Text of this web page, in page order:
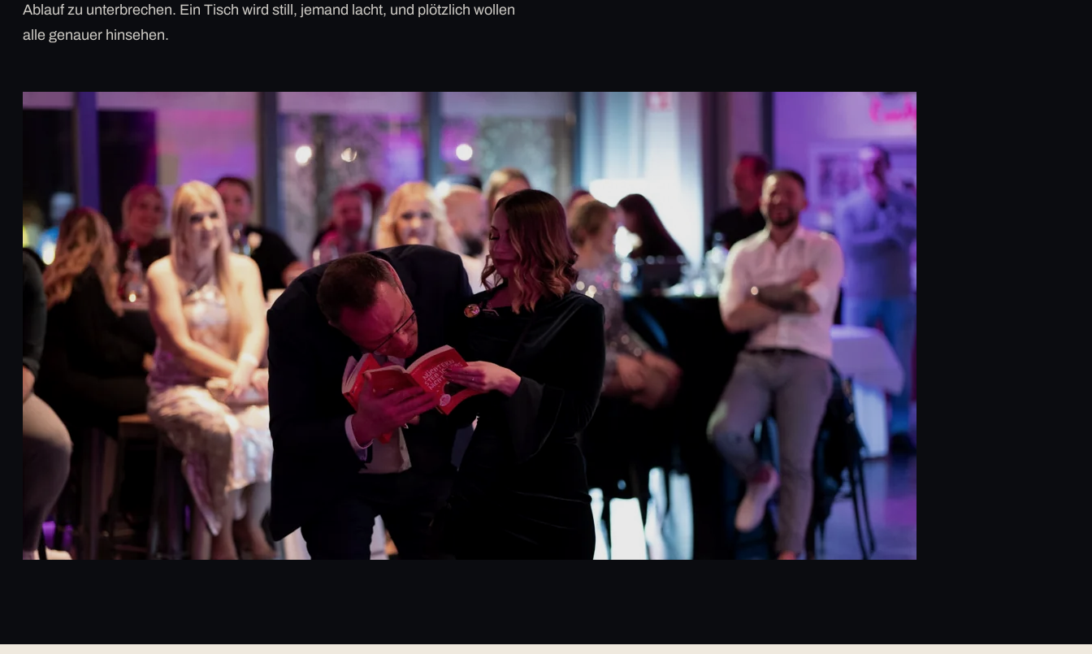
Ablauf zu unterbrechen. Ein Tisch wird still, jemand lacht, und plötzlich wollen
alle genauer hinsehen.